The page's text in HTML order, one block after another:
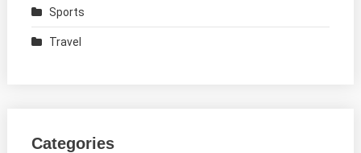
Sports
Travel
Categories